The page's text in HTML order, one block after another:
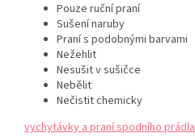
Pouze ruční praní
Sušení naruby
Praní s podobnými barvami
Nežehlit
Nesušit v sušičce
Nebělit
Nečistit chemicky
vychytávky a praní spodního prádla